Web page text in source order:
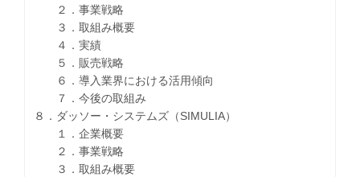
２．事業戦略
３．取組み概要
４．実績
５．販売戦略
６．導入業界における活用傾向
７．今後の取組み
８．ダッソー・システムズ（SIMULIA）
１．企業概要
２．事業戦略
３．取組み概要